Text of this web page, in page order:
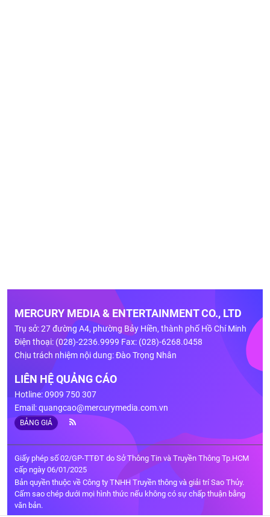
MERCURY MEDIA & ENTERTAINMENT CO., LTD
Trụ sở: 27 đường A4, phường Bảy Hiền, thành phố Hồ Chí Minh
Điện thoại: (028)-2236.9999 Fax: (028)-6268.0458
Chịu trách nhiệm nội dung: Đào Trọng Nhân
LIÊN HỆ QUẢNG CÁO
Hotline: 0909 750 307
Email:quangcao@mercurymedia.com.vn
BẢNG GIÁ
Giấy phép số 02/GP-TTĐT do Sở Thông Tin và Truyền Thông Tp.HCM
cấp ngày 06/01/2025
Bản quyền thuộc về Công ty TNHH Truyền thông và giải trí Sao Thủy.
Cấm sao chép dưới mọi hình thức nếu không có sự chấp thuận bằng
văn bản.